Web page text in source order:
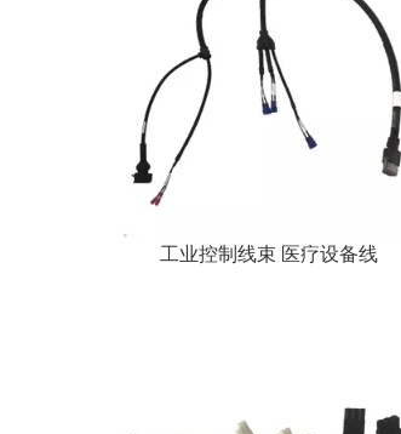
工业控制线束 医疗设备线